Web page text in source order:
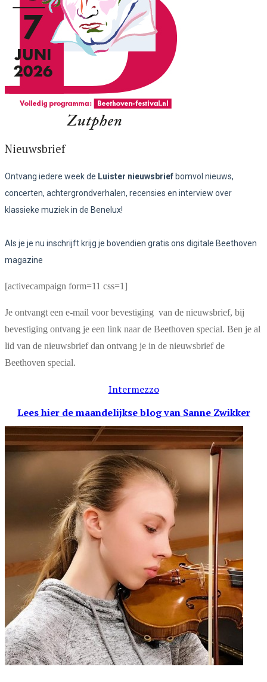
Nieuwsbrief
Ontvang iedere week de Luister nieuwsbrief bomvol nieuws,
concerten, achtergrondverhalen, recensies en interview over
klassieke muziek in de Benelux!
Als je je nu inschrijft krijg je bovendien gratis ons digitale Beethoven
magazine
[activecampaign form=11 css=1]
Je ontvangt een e-mail voor bevestiging van de nieuwsbrief, bij
bevestiging ontvang je een link naar de Beethoven special. Ben je al
lid van de nieuwsbrief dan ontvang je in de nieuwsbrief de
Beethoven special.
Intermezzo
Lees hier de maandelijkse blogvan Sanne Zwikker